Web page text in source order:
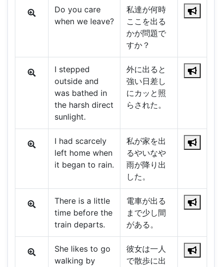
Do you care
when we leave?
私達が何時
ここを出る
かが問題で
すか？
I stepped
outside and
was bathed in
the harsh direct
sunlight.
外に出ると
強い日差し
にカッと照
らされた。
I had scarcely
left home when
it began to rain.
私が家を出
るやいなや
雨が降り出
した。
There is a little
time before the
train departs.
電車が出る
まで少し間
がある。
She likes to go
walking by
彼女は一人
で散歩に出